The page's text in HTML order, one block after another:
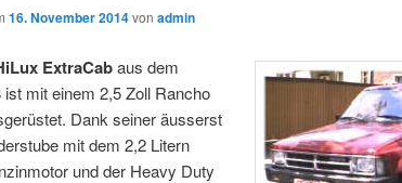
16. November 2014von admin
ExtraCabaus dem
ist mit einem 2,5 Zoll Rancho
Dank seiner äusserst
mit dem 2,2 Litern
und der Heavy Duty